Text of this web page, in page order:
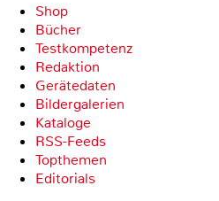
Shop
Bücher
Testkompetenz
Redaktion
Gerätedaten
Bildergalerien
Kataloge
RSS-Feeds
Topthemen
Editorials